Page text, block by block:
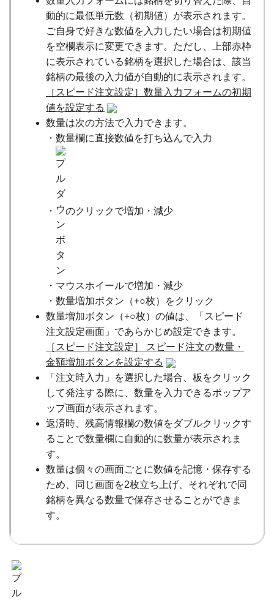
動的に最低単元数（初期値）が表示されます。
ご自身で好きな数値を入力したい場合は初期値
を空欄表示に変更できます。ただし、上部赤枠
に表示されている銘柄を選択した場合は、該当
銘柄の最後の入力値が自動的に表示されます。
［スピード注文設定］数量入力フォームの初期
値を設定する
数量は次の方法で入力できます。
・数量欄に直接数値を打ち込んで入力
・ のクリックで増加・減少
・マウスホイールで増加・減少
・数量増加ボタン（+○枚）をクリック
数量増加ボタン（+○枚）の値は、「スピード
注文設定画面」であらかじめ設定できます。
［スピード注文設定］ スピード注文の数量・
金額増加ボタンを設定する
「注文時入力」を選択した場合、板をクリック
して発注する際に、数量を入力できるポップア
ップ画面が表示されます。
返済時、残高情報欄の数値をダブルクリックす
ることで数量欄に自動的に数量が表示されま
す。
数量は個々の画面ごとに数値を記憶・保存する
ため、同じ画面を2枚立ち上げ、それぞれで同
銘柄を異なる数量で保存させることができま
す。